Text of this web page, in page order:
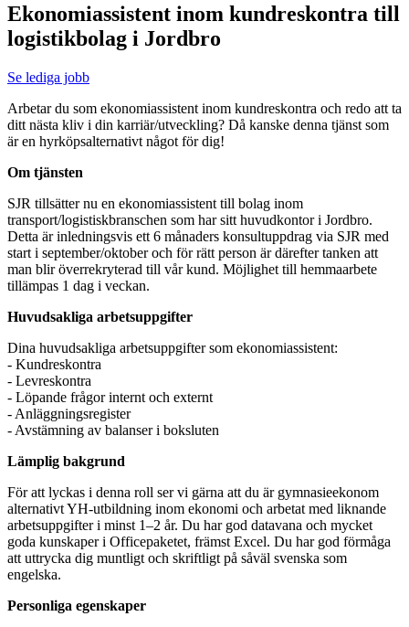
Ekonomiassistent inom kundreskontra till
logistikbolag i Jordbro
Se lediga jobb
Arbetar du som ekonomiassistent inom kundreskontra och redo att ta
ditt nästa kliv i din karriär/utveckling? Då kanske denna tjänst som
är en hyrköpsalternativt något för dig!
Om tjänsten
SJR tillsätter nu en ekonomiassistent till bolag inom
transport/logistiskbranschen som har sitt huvudkontor i Jordbro.
Detta är inledningsvis ett 6 månaders konsultuppdrag via SJR med
start i september/oktober och för rätt person är därefter tanken att
man blir överrekryterad till vår kund. Möjlighet till hemmaarbete
tillämpas 1 dag i veckan.
Huvudsakliga arbetsuppgifter
Dina huvudsakliga arbetsuppgifter som ekonomiassistent:
- Kundreskontra
- Levreskontra
- Löpande frågor internt och externt
- Anläggningsregister
- Avstämning av balanser i boksluten
Lämplig bakgrund
För att lyckas i denna roll ser vi gärna att du är gymnasieekonom
alternativt YH-utbildning inom ekonomi och arbetat med liknande
arbetsuppgifter i minst 1–2 år. Du har god datavana och mycket
goda kunskaper i Officepaketet, främst Excel. Du har god förmåga
att uttrycka dig muntligt och skriftligt på såväl svenska som
engelska.
Personliga egenskaper